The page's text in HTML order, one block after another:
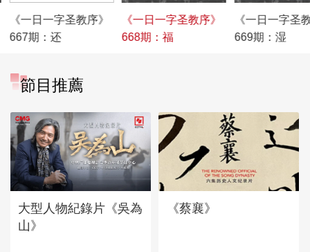
《一日一字圣教序》
667期：还
《一日一字圣教序》
668期：福
《一日一字圣
669期：湿
節目推薦
大型人物紀錄片《吳為
山》
《蔡襄》